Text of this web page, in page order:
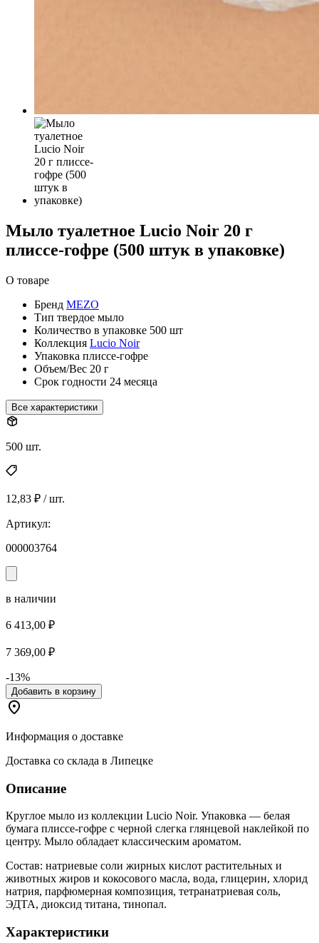
Мыло туалетное Lucio Noir 20 г
плиссе-гофре (500 штук в упаковке)
О товаре
Бренд MEZO
Тип твердое мыло
Количество в упаковке 500 шт
Коллекция Lucio Noir
Упаковка плиссе-гофре
Объем/Вес 20 г
Срок годности 24 месяца
Все характеристики
500 шт.
12,83 ₽ / шт.
Артикул:
000003764
в наличии
6 413,00 ₽
7 369,00 ₽
-13%
Добавить в корзину
Информация о доставке
Доставка со склада в Липецке
Описание
Круглое мыло из коллекции Lucio Noir. Упаковка — белая
бумага плиссе-гофре с черной слегка глянцевой наклейкой по
центру. Мыло обладает классическим ароматом.
Состав: натриевые соли жирных кислот растительных и
животных жиров и кокосового масла, вода, глицерин, хлорид
натрия, парфюмерная композиция, тетранатриевая соль,
ЭДТА, диоксид титана, тинопал.
Характеристики